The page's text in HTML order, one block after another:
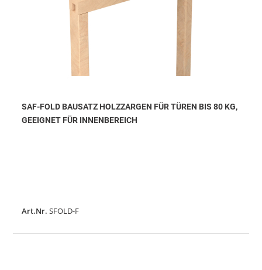
SAF-FOLD BAUSATZ HOLZZARGEN FÜR TÜREN BIS 80 KG,
GEEIGNET FÜR INNENBEREICH
Art.Nr. SFOLD-F